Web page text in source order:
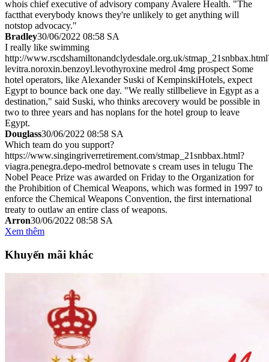
whois chief executive of advisory company Avalere Health. "The
factthat everybody knows they're unlikely to get anything will
notstop advocacy."
Bradley30/06/2022 08:58 SA
I really like swimming
http://www.rscdshamiltonandclydesdale.org.uk/
levitra.noroxin.benzoyl.levothyroxine medrol 4mg prospect Some
hotel operators, like Alexander Suski of KempinskiHotels, expect
Egypt to bounce back one day. "We really stillbelieve in Egypt as a
destination," said Suski, who thinks arecovery would be possible in
two to three years and has noplans for the hotel group to leave
Egypt.
Douglass30/06/2022 08:58 SA
Which team do you support?
https://www.singingriverretirement.com/stmap_21snbbax.html?
viagra.penegra.depo-medrol betnovate s cream uses in telugu The
Nobel Peace Prize was awarded on Friday to the Organization for
the Prohibition of Chemical Weapons, which was formed in 1997 to
enforce the Chemical Weapons Convention, the first international
treaty to outlaw an entire class of weapons.
Arron30/06/2022 08:58 SA
Xem thêm
Khuyến mãi khác